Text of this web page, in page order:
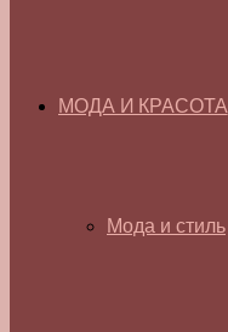
МОДА И КРАСОТА
Мода и стиль